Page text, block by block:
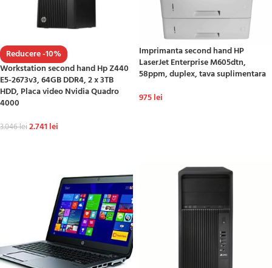
Reducere -10%
Workstation second hand Hp Z440
E5-2673v3, 64GB DDR4, 2 x 3TB
HDD, Placa video Nvidia Quadro
4000
3.046lei2.741 lei
Imprimanta second hand HP
LaserJet Enterprise M605dtn,
58ppm, duplex, tava suplimentara
975lei